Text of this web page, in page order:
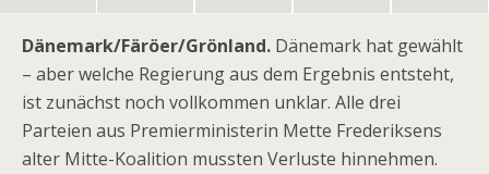
Dänemark/Färöer/Grönland. Dänemark hat gewählt
– aber welche Regierung aus dem Ergebnis entsteht,
ist zunächst noch vollkommen unklar. Alle drei
Parteien aus Premierministerin Mette Frederiksens
alter Mitte-Koalition mussten Verluste hinnehmen.